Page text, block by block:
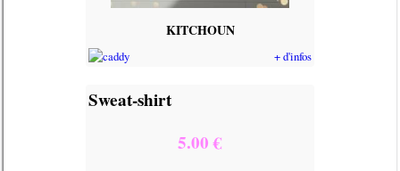
KITCHOUN
+ d'infos
Sweat-shirt
5.00 €